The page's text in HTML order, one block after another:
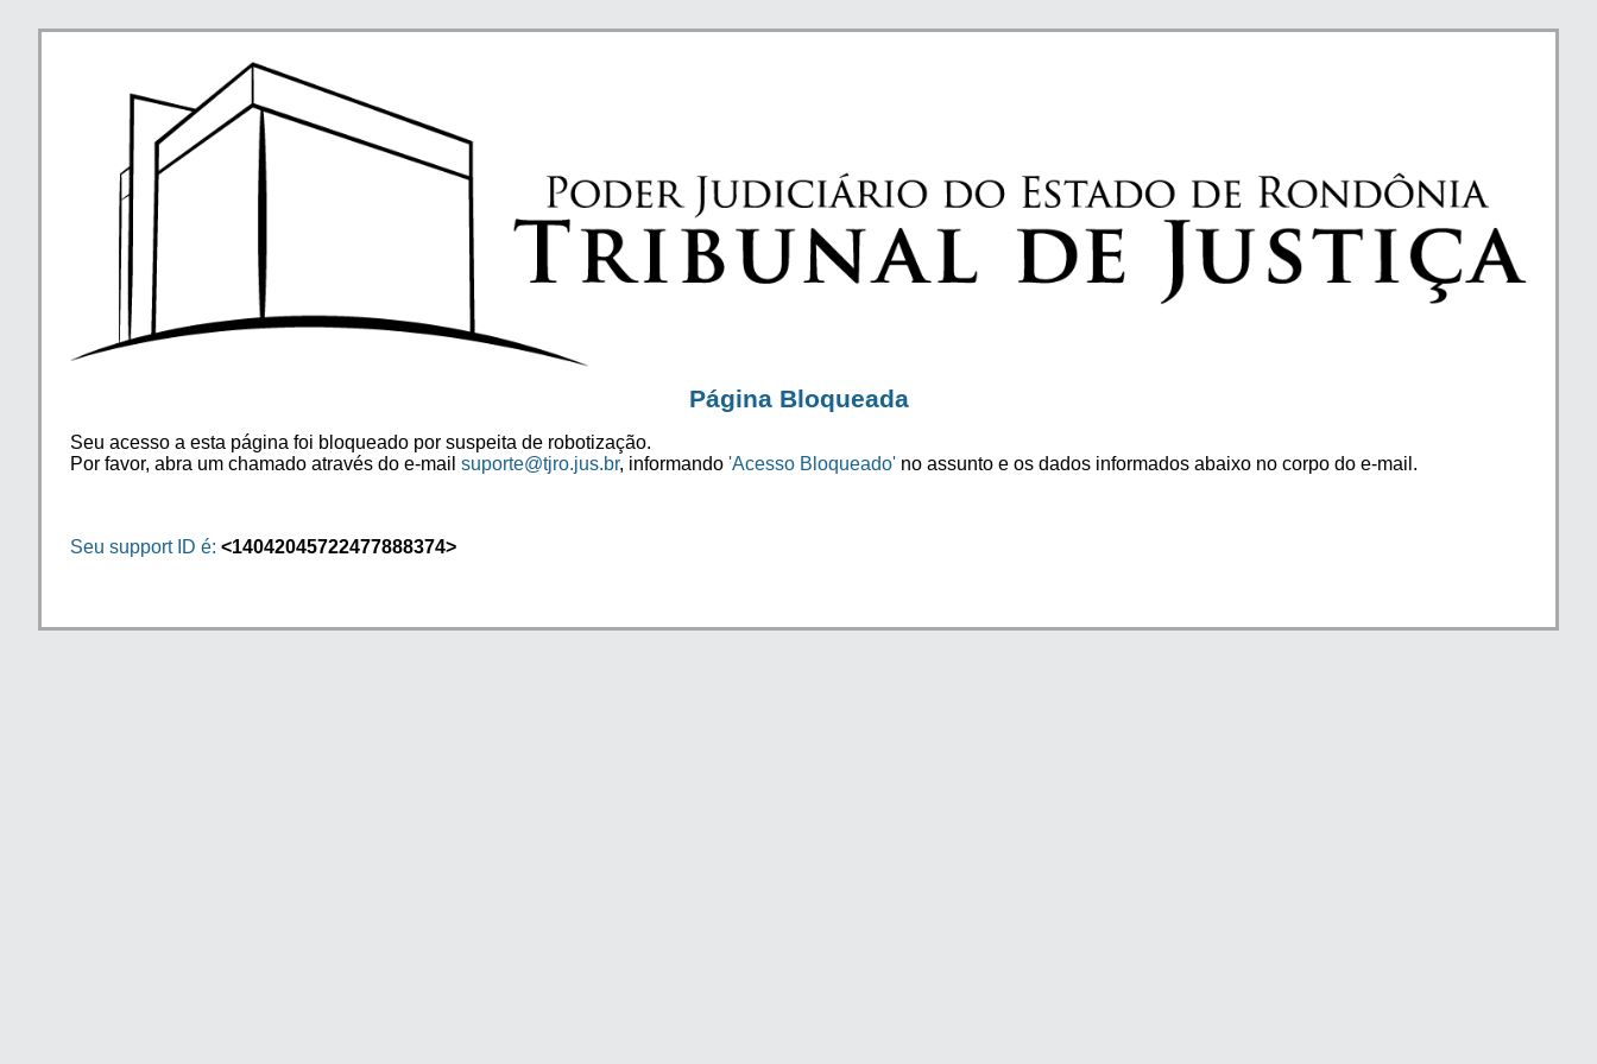
Página Bloqueada
Seu acesso a esta página foi bloqueado por suspeita de robotização.
Por favor, abra um chamado através do e-mail suporte@tjro.jus.br, informando 'Acesso Bloqueado' no assunto e os dados informados abaixo no corpo do e-mail.
Seu support ID é: <14042045722477888374>